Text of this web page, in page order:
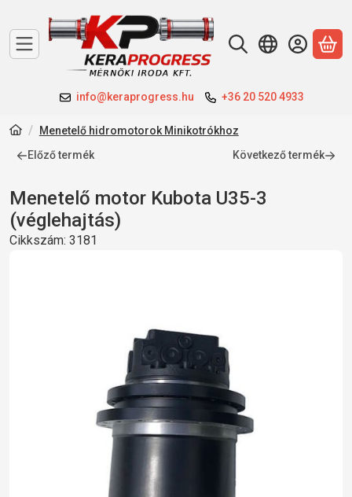
info@keraprogress.hu +36 20 520 4933
A
Menetelő hidromotorok Minikotrókhoz
Előző termék
Következő termék
Menetelő motor Kubota U35-3
(véglehajtás)
Cikkszám: 3181